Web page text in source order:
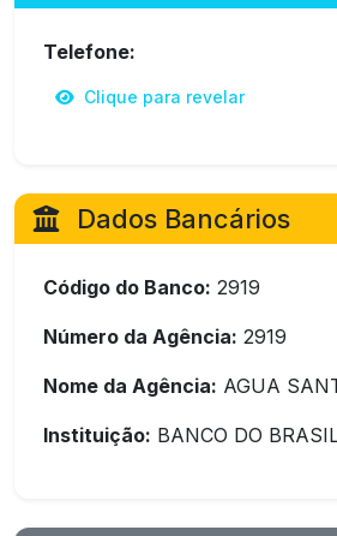
Telefone:
Clique para revelar
Dados Bancários
Código do Banco: 2919
Número da Agência: 2919
Nome da Agência: AGUA
Instituição: BANCO DO